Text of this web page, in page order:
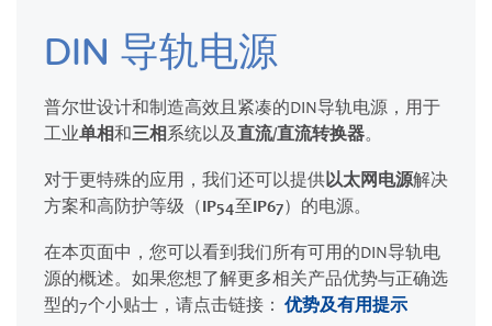
DIN 导轨电源
普尔世设计和制造高效且紧凑的DIN导轨电源，用于
工业单相和三相系统以及直流/直流转换器。
对于更特殊的应用，我们还可以提供以太网电源解决
方案和高防护等级（
IP54至 IP67）的电源。
在本页面中，您可以看到我们所有可用的DIN导轨电
源的概述。如果您想了解更多相关产品优势与正确选
型的7个小贴士，请点击链接： 优势及有用提示